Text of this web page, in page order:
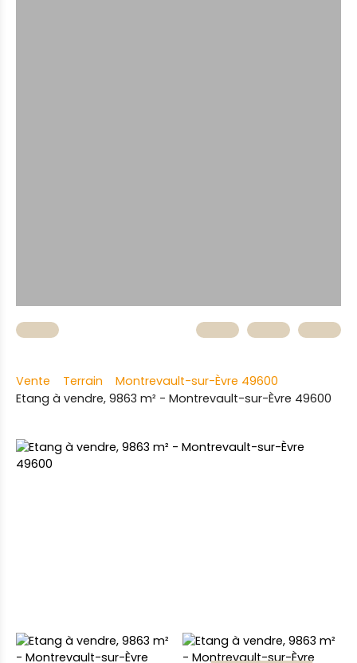
Vente Terrain
Montrevault-sur-Èvre 49600
Etang à vendre, 9863 m² - Montrevault-sur-Èvre 49600